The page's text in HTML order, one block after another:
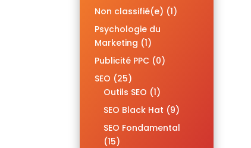
Non classifié(e) (1)
Psychologie du
Marketing (1)
Publicité PPC (0)
SEO (25)
Outils SEO (1)
SEO Black Hat (9)
SEO Fondamental
(15)